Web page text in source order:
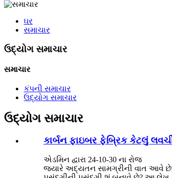
ઘર
સમાચાર
ઉદ્યોગ સમાચાર
સમાચાર
કંપની સમાચાર
ઉદ્યોગ સમાચાર
ઉદ્યોગ સમાચાર
કાર્બન ફાઇબર ફેબ્રિક કેટલું
એડમિન દ્વારા 24-10-30 ના રોજ
જ્યારે અદ્યતન સામગ્રીની વાત આવે છે,